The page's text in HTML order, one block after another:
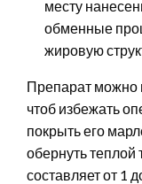
месту
обменные
жировую
Препарат можно
чтоб избежать
покрыть его
обернуть теплой
составляет от 1